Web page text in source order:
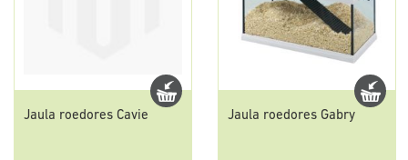
Jaula roedores Cavie Jaula roedores Gabry